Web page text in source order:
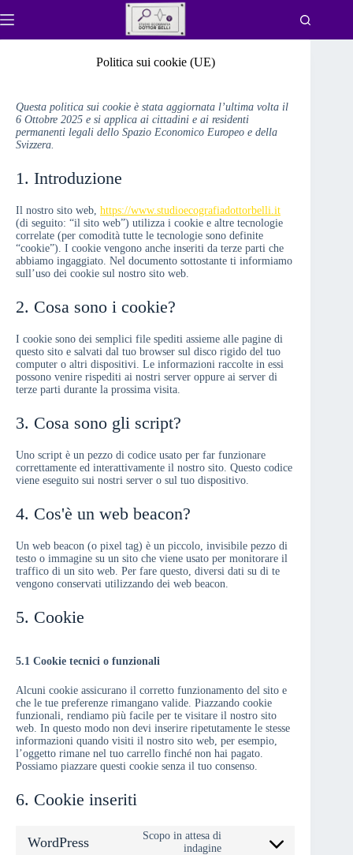
al
Politica sui cookie (UE)
Questa politica sui cookie è stata aggiornata l’ultima volta il
6 Ottobre 2025 e si applica ai cittadini e ai residenti
permanenti legali dello Spazio Economico Europeo e della
Svizzera.
1. Introduzione
Il nostro sito web, https://www.studioecografiadottorbelli.it
(di seguito: “il sito web”) utilizza i cookie e altre tecnologie
correlate (per comodità tutte le tecnologie sono definite
“cookie”). I cookie vengono anche inseriti da terze parti che
abbiamo ingaggiato. Nel documento sottostante ti informiamo
sull’uso dei cookie sul nostro sito web.
2. Cosa sono i cookie?
I cookie sono dei semplici file spediti assieme alle pagine di
questo sito e salvati dal tuo browser sul disco rigido del tuo
computer o altri dispositivi. Le informazioni raccolte in essi
possono venire rispediti ai nostri server oppure ai server di
terze parti durante la prossima visita.
3. Cosa sono gli script?
Uno script è un pezzo di codice usato per far funzionare
correttamente ed interattivamente il nostro sito. Questo codice
viene eseguito sui nostri server o sul tuo dispositivo.
4. Cos'è un web beacon?
Un web beacon (o pixel tag) è un piccolo, invisibile pezzo di
testo o immagine su un sito che viene usato per monitorare il
traffico di un sito web. Per fare questo, diversi dati su di te
vengono conservati utilizzando dei web beacon.
5. Cookie
5.1 Cookie tecnici o funzionali
Alcuni cookie assicurano il corretto funzionamento del sito e
che le tue preferenze rimangano valide. Piazzando cookie
funzionali, rendiamo più facile per te visitare il nostro sito
web. In questo modo non devi inserire ripetutamente le stesse
informazioni quando visiti il nostro sito web, per esempio,
l’oggetto rimane nel tuo carrello finché non hai pagato.
Possiamo piazzare questi cookie senza il tuo consenso.
6. Cookie inseriti
WordPress
Scopo in attesa di
indagine
Consent